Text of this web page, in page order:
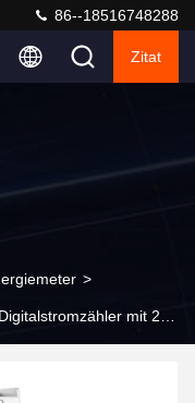
86--18516748288
Zitat
>
mit 230